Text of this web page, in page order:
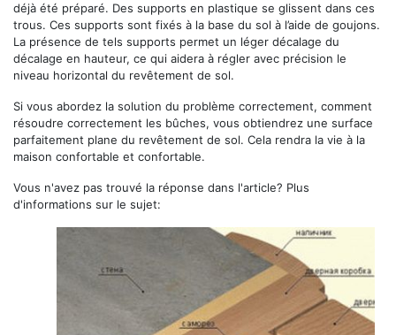
déjà été préparé. Des supports en plastique se glissent dans ces
trous. Ces supports sont fixés à la base du sol à l’aide de goujons.
La présence de tels supports permet un léger décalage du
décalage en hauteur, ce qui aidera à régler avec précision le
niveau horizontal du revêtement de sol.
Si vous abordez la solution du problème correctement, comment
résoudre correctement les bûches, vous obtiendrez une surface
parfaitement plane du revêtement de sol. Cela rendra la vie à la
maison confortable et confortable.
Vous n'avez pas trouvé la réponse dans l'article? Plus
d'informations sur le sujet: